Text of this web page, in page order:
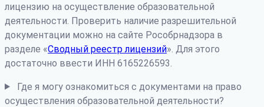
лицензию на осуществление образовательной
деятельности. Проверить наличие разрешительной
документации можно на сайте Рособрнадзора в
разделе «Сводный реестр лицензий». Для этого
достаточно ввести ИНН 6165226593.
Где я могу ознакомиться с документами на право
осуществления образовательной деятельности?